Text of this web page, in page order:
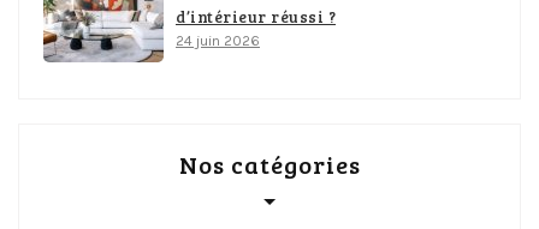
d’intérieur réussi ?
24 juin 2026
Nos catégories